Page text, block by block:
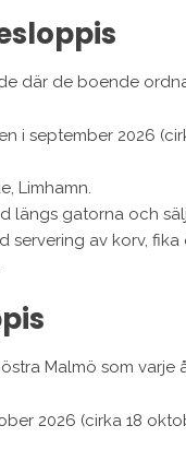
där de boende
i september 2026
Limhamn.
längs gatorna och
servering av korv,
Malmö som
2026 (cirka 18